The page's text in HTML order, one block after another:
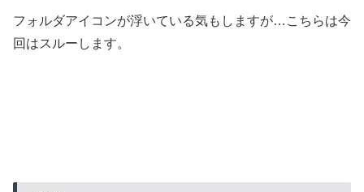
フォルダアイコンが浮いている気もしますが…こちらは今
回はスルーします。